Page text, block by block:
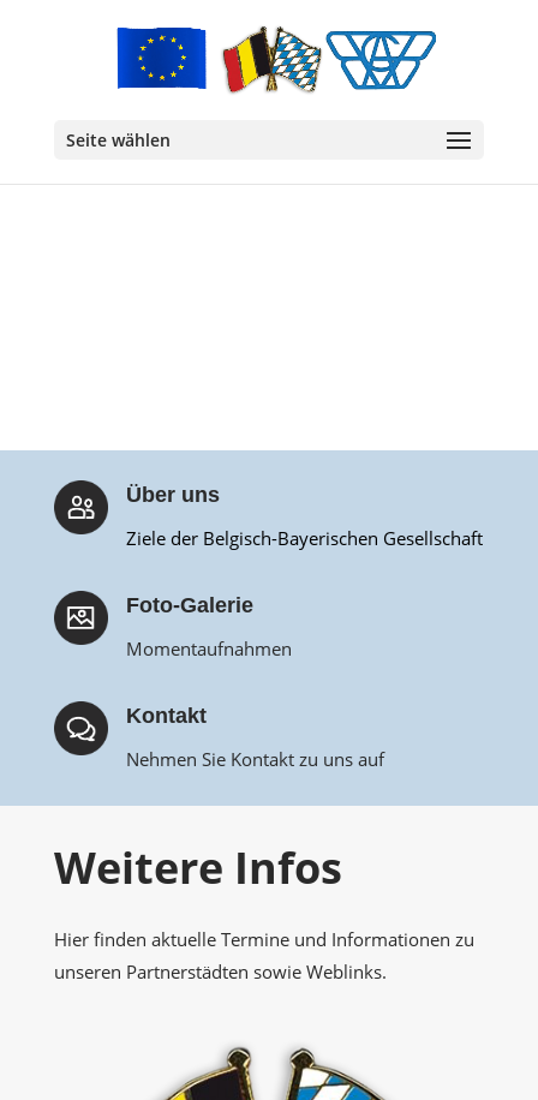
Seite wählen
Über uns
Ziele der Belgisch-Bayerischen Gesellschaft
Foto-Galerie
Momentaufnahmen
Kontakt
Nehmen Sie Kontakt zu uns auf
Weitere Infos
Hier finden aktuelle Termine und Informationen zu
unseren Partnerstädten sowie Weblinks.